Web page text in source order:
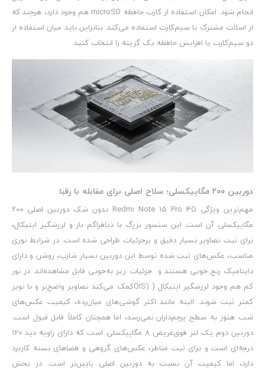
انجام شود. امکان استفاده از کارت حافظه microSD هم وجود دارد، هرچند که
از اسلات مشترک با سیم‌کارت استفاده می‌کند. بنابراین باید میان استفاده از
دو سیم‌کارت یا افزایش حافظه یک گزینه را انتخاب کنید.
دوربین ۲۰۰ مگاپیکسلی؛ سلاح اصلی برای مقابله با رقبا
مهم‌ترین ویژگی Redmi Note 15 Pro 4G بدون شک دوربین اصلی ۲۰۰
مگاپیکسلی آن است. این سنسور بزرگ با دیافراگم باز و لرزشگیر اپتیکال،
برای ثبت تصاویر بسیار دقیق و پرجزئیات طراحی شده است. در شرایط نوری
مناسب، عکس‌های ثبت شده توسط این دوربین بسیار شارپ، روشن و دارای
داینامیک رنج خوبی هستند و جزئیات ریز به‌خوبی قابل مشاهده‌اند. در نور
کم هم وجود لرزشگیر اپتیکال ( (OISکمک می‌کند تصاویر واضح‌تر و با نویز
کمتر ثبت شوند. البته مانند اکثر گوشی‌های میان‌رده، کیفیت عکس‌های
شب هنوز به سطح پرچم‌داران نمی‌رسد، اما همچنان کاملاً قابل قبول است.
دوربین دوم یک لنز فوق‌عریض ۸ مگاپیکسلی است که دارای زاویه دید 120
درجه‌ای است و برای ثبت مناظر، عکس‌های گروهی و فضاهای بسته کاربرد
دارد، اما کیفیت آن نسبت به دوربین اصلی پایین‌تر است. در بخش